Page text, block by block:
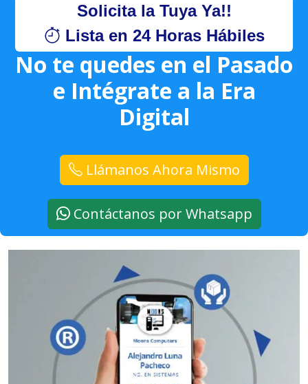
Solicita la Tuya Ya!!
Lista en 24 Horas Hábiles
No te quedes en el Pasado
e Intégrate a la Era
Digital
Llámanos Ahora Mismo
Contáctanos por Whatsapp